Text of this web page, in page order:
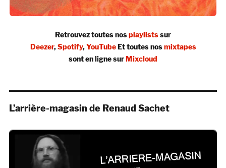
Retrouvez toutes nosplaylistssur
Deezer,Spotify,YouTubeEt toutes nosmixtapes
sont en ligne surMixcloud
L’arrière-magasin de Renaud Sachet